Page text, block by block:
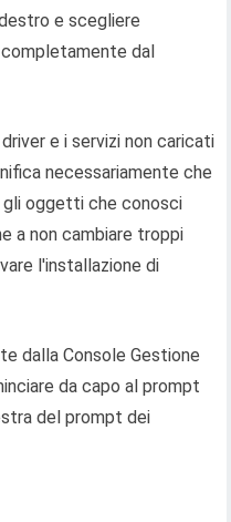
e scegliere
dal
e i servizi non caricati
necessariamente che
gli oggetti che conosci
a non cambiare troppi
l'installazione di
dalla Console Gestione
da capo al prompt
del prompt dei